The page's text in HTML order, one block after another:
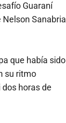
Guaraní
Sanabria
que había sido
su ritmo
horas de